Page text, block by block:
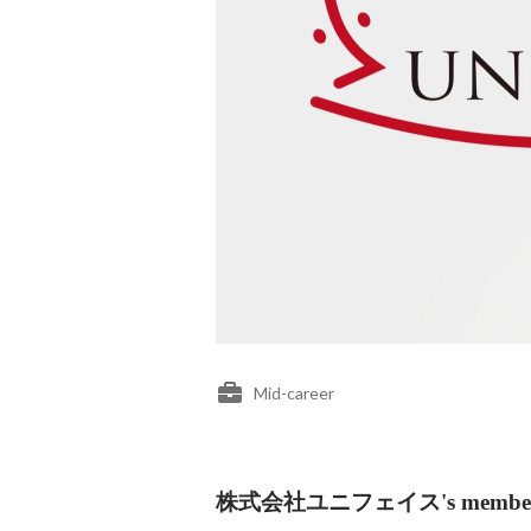
Mid-career
株式会社ユニフェイス's